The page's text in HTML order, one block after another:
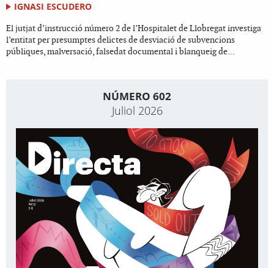
IGNASI ESCUDERO
El jutjat d’instrucció número 2 de l’Hospitalet de Llobregat investiga
l’entitat per presumptes delictes de desviació de subvencions
públiques, malversació, falsedat documental i blanqueig de...
NÚMERO 602
Juliol 2026